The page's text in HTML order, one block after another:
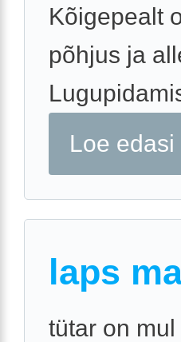
Kõigepealt
põhjus ja
Loe edasi
laps
tütar on